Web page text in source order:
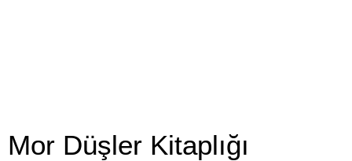
Mor Düşler Kitaplığı